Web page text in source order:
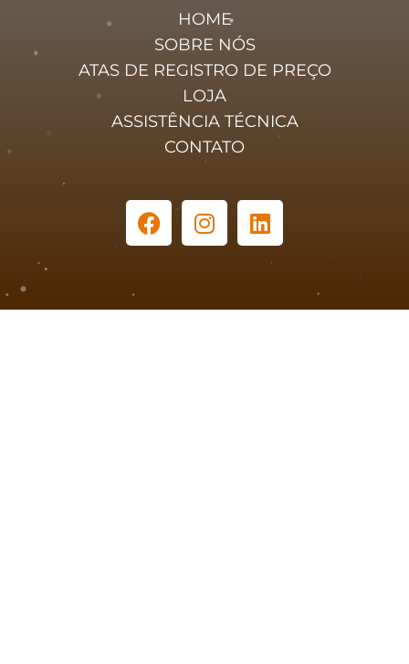
HOME
SOBRE NÓS
ATAS DE REGISTRO DE PREÇO
LOJA
ASSISTÊNCIA TÉCNICA
CONTATO